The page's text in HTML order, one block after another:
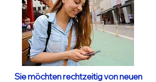
Sie möchten rechtzeitig von neuen